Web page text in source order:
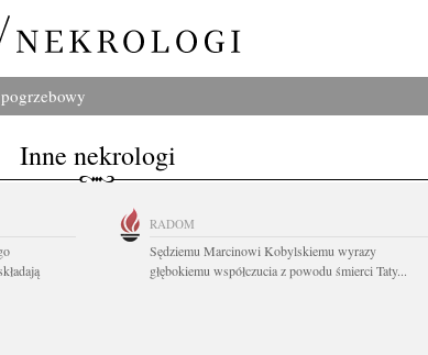
Inne nekrologi
RADOM
Sędziemu Marcinowi Kobylskiemu wyrazy
głębokiemu współczucia z powodu śmierci Taty...